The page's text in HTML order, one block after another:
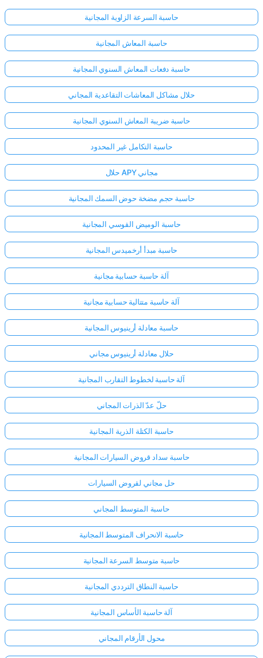
حاسبة السرعة الزاوية المجانية
حاسبة المعاش المجانية
حاسبة دفعات المعاش السنوي المجانية
حلال مشاكل المعاشات التقاعدية المجاني
حاسبة ضريبة المعاش السنوي المجانية
حاسبة التكامل غير المحدود
حلال APY مجاني
حاسبة حجم مضخة حوض السمك المجانية
حاسبة الوميض القوسي المجانية
حاسبة مبدأ أرخميدس المجانية
آلة حاسبة حسابية مجانية
آلة حاسبة متتالية حسابية مجانية
حاسبة معادلة أرينيوس المجانية
حلال معادلة أرينيوس مجاني
آلة حاسبة لخطوط التقارب المجانية
حلّ عدّ الذرات المجاني
حاسبة الكتلة الذرية المجانية
حاسبة سداد قروض السيارات المجانية
حل مجاني لقروض السيارات
حاسبة المتوسط المجاني
حاسبة الانحراف المتوسط المجانية
حاسبة متوسط السرعة المجانية
حاسبة النطاق الترددي المجانية
آلة حاسبة الأساس المجانية
محول الأرقام المجاني